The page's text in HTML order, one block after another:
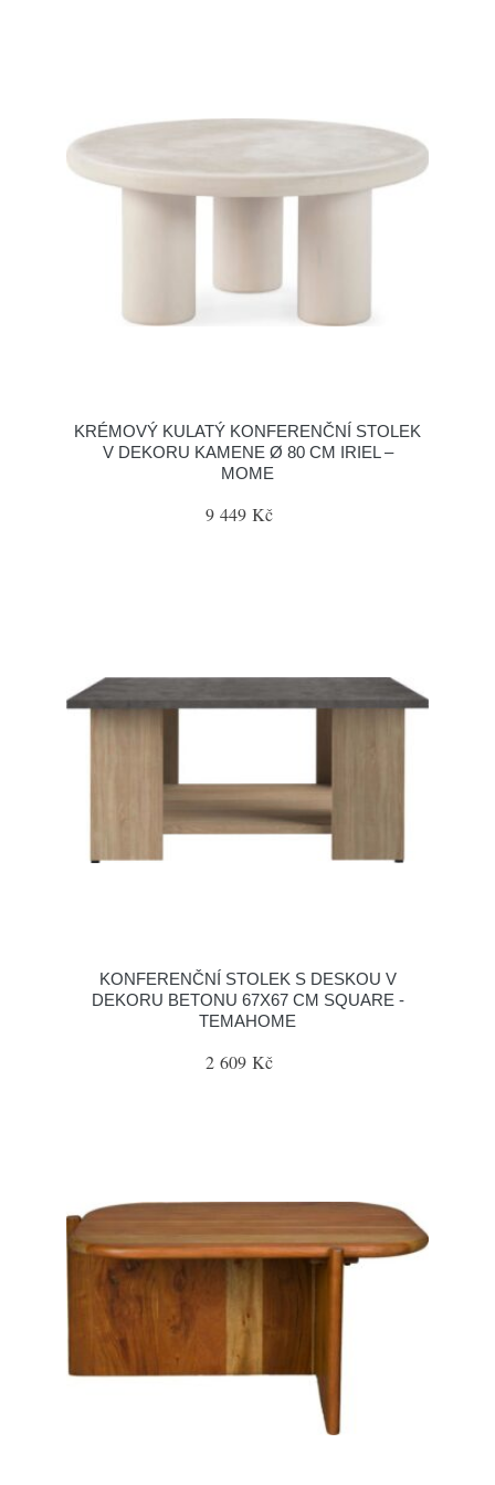
KRÉMOVÝ KULATÝ KONFERENČNÍ STOLEK
V DEKORU KAMENE Ø 80 CM IRIEL –
MOME
9 449 Kč
KONFERENČNÍ STOLEK S DESKOU V
DEKORU BETONU 67X67 CM SQUARE -
TEMAHOME
2 609 Kč